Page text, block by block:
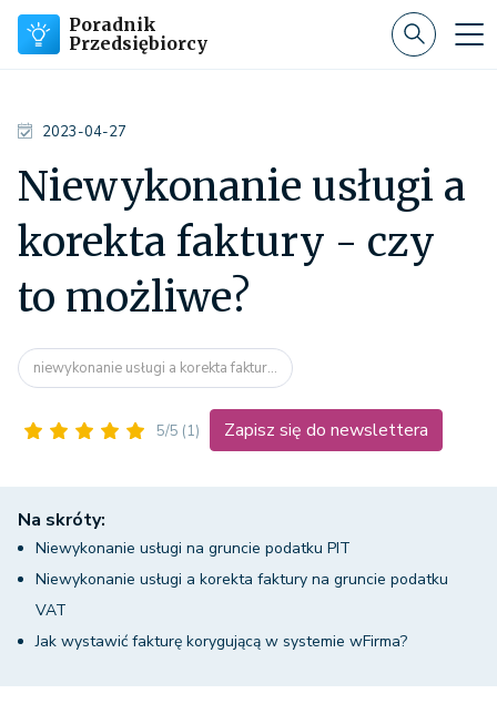
Poradnik
Przedsiębiorcy
2023-04-27
Niewykonanie usługi a
korekta faktury - czy
to możliwe?
niewykonanie usługi a korekta faktur...
5/5 (1) Zapisz się do newslettera
Na skróty:
Niewykonanie usługi na gruncie podatku PIT
Niewykonanie usługi a korekta faktury na gruncie podatku
VAT
Jak wystawić fakturę korygującą w systemie wFirma?